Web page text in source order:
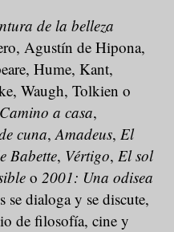
de la belleza
Agustín de Hipona,
Hume, Kant,
Waugh, Tolkien o
Camino a casa,
cuna,Amadeus,El
Babette, Vértigo,El sol
o2001: Una odisea
se dialoga y se discute,
de filosofía, cine y